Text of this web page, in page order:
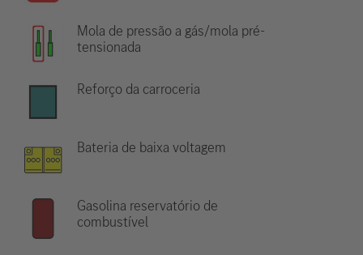
Mola de pressão a gás/mola pré-
tensionada
Reforço da carroceria
Bateria de baixa voltagem
Gasolina reservatório de
combustível